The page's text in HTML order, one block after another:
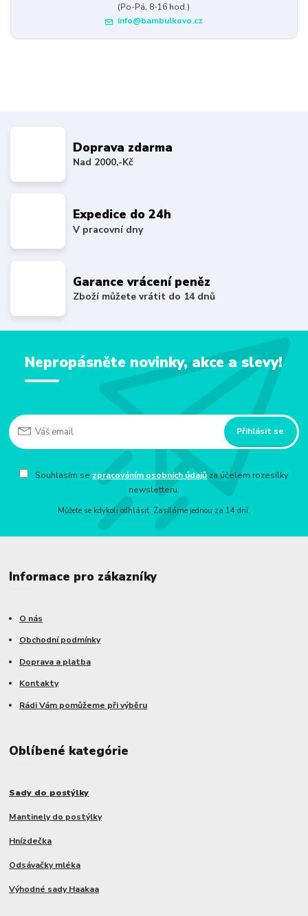
(Po-Pá, 8-16 hod.)
info@bambulkovo.cz
Doprava zdarma
Nad 2000,-Kč
Expedice do 24h
V pracovní dny
Garance vrácení peněz
Zboží můžete vrátit do 14 dnů
Nepropásněte novinky, akce a slevy!
Přihlásit se
Souhlasím se zpracováním osobních údajů za účelem rozesílky
newsletteru.
Můžete se kdykoli odhlásit. Zasíláme jednou za 14 dní.
Informace pro zákazníky
O nás
Obchodní podmínky
Doprava a platba
Kontakty
Rádi Vám pomůžeme při výběru
Oblíbené kategórie
Sady do postýlky
Mantinely do postýlky
Hnízdečka
Odsávačky mléka
Výhodné sady Haakaa